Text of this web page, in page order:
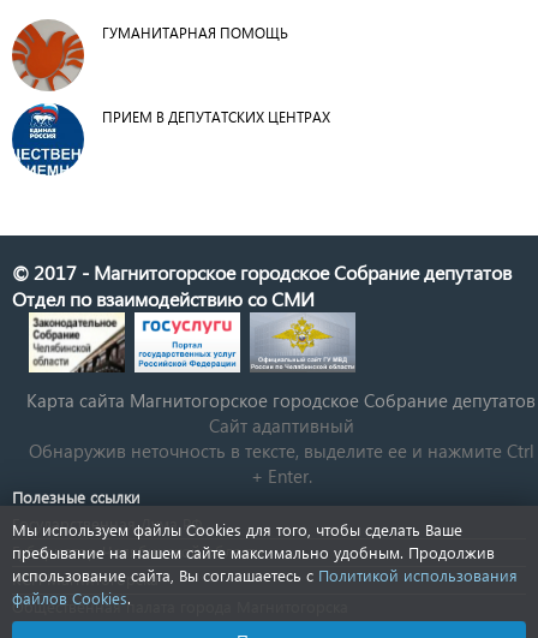
ГУМАНИТАРНАЯ ПОМОЩЬ
ПРИЕМ В ДЕПУТАТСКИХ ЦЕНТРАХ
© 2017 - Магнитогорское городское Собрание депутатов
Отдел по взаимодействию со СМИ
Карта сайта Магнитогорское городское Cобрание депутатов
Сайт адаптивный
Обнаружив неточность в тексте, выделите ее и нажмите Ctrl
+ Enter.
Полезные ссылки
Государственная Дума РФ
Губернатор Челябинской области
КСП Магнитогорска
Общественная палата города Магнитогорска
Новости Челябинской области
Мы используем файлы Cookies для того, чтобы сделать Ваше
пребывание на нашем сайте максимально удобным. Продолжив
использование сайта, Вы соглашаетесь с Политикой использования
файлов Cookies.